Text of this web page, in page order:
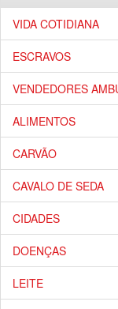
VIDA COTIDIANA
ESCRAVOS
VENDEDORES
ALIMENTOS
CARVÃO
CAVALO DE SEDA
CIDADES
DOENÇAS
LEITE